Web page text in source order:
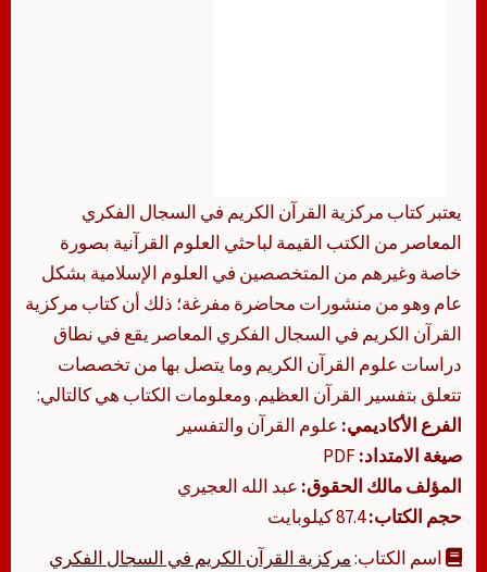
يعتبر كتاب مركزية القرآن الكريم في السجال الفكري
المعاصر من الكتب القيمة لباحثي العلوم القرآنية بصورة
خاصة وغيرهم من المتخصصين في العلوم الإسلامية بشكل
عام وهو من منشورات محاضرة مفرغة؛ ذلك أن كتاب مركزية
القرآن الكريم في السجال الفكري المعاصر يقع في نطاق
دراسات علوم القرآن الكريم وما يتصل بها من تخصصات
تتعلق بتفسير القرآن العظيم. ومعلومات الكتاب هي كالتالي:
الفرع الأكاديمي: علوم القرآن والتفسير
صيغة الامتداد:
المؤلف مالك الحقوق: عبد الله العجيري
حجم الكتاب:87.4 كيلوبايت
اسم الكتاب:مركزية القرآن الكريم في السجال الفكري